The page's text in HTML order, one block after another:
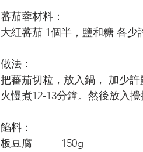
蕃茄蓉材料：
大紅蕃茄 1個半，鹽和糖 各少
做法：
把蕃茄切粒，放入鍋， 加少
火慢煮12-13分鐘。然後放入攪
餡料：
板豆腐          150g